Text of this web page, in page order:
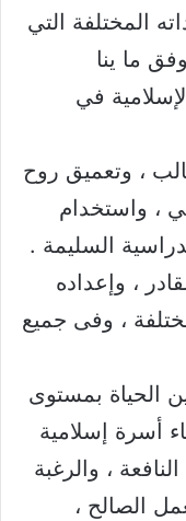
المختلفة التي
ما ينا
في
، وتعميق روح
، واستخدام
السليمة .
، وإعداده
، وفى جميع
الحياة بمستوى
أسرة إسلامية
، والرغبة
الصالح ،